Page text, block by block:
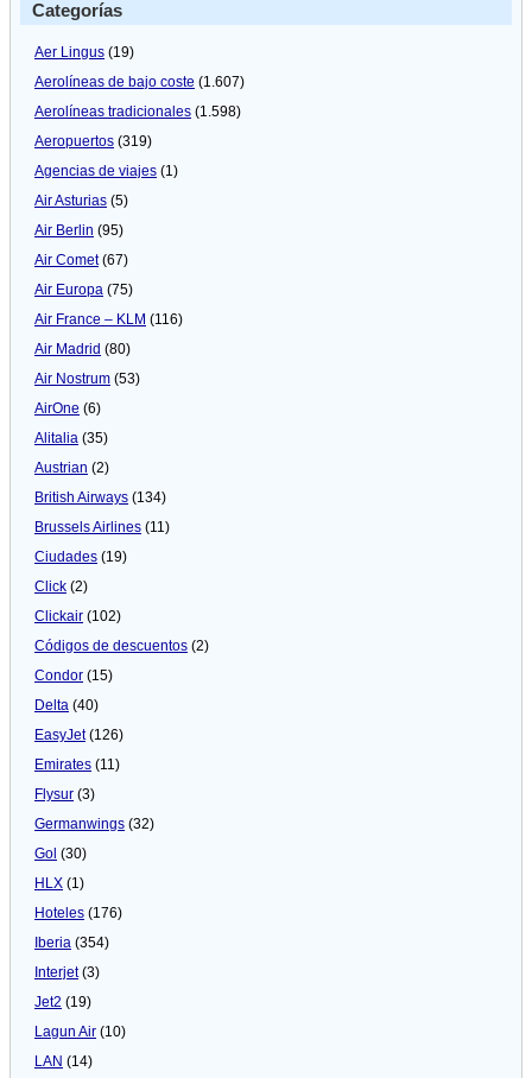
Categorías
Aer Lingus (19)
Aerolíneas de bajo coste (1.607)
Aerolíneas tradicionales (1.598)
Aeropuertos (319)
Agencias de viajes (1)
Air Asturias (5)
Air Berlin (95)
Air Comet(67)
Air Europa (75)
Air France – KLM (116)
Air Madrid (80)
Air Nostrum (53)
AirOne (6)
Alitalia (35)
Austrian (2)
British Airways (134)
Brussels Airlines (11)
Ciudades (19)
Click (2)
Clickair (102)
Códigos de descuentos (2)
Condor (15)
Delta (40)
EasyJet(126)
Emirates (11)
Flysur (3)
Germanwings (32)
Gol (30)
HLX (1)
Hoteles (176)
Iberia (354)
Interjet(3)
Jet2 (19)
Lagun Air (10)
LAN (14)